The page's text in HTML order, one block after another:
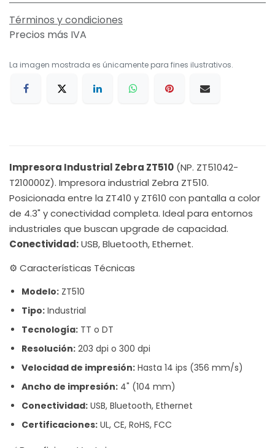
Términos y condiciones
Precios más IVA
La imagen mostrada es únicamente para fines ilustrativos.
Impresora Industrial Zebra ZT510 (NP. ZT51042-
T210000Z). Impresora industrial Zebra ZT510.
Posicionada entre la ZT410 y ZT610 con pantalla a color
de 4.3" y conectividad completa. Ideal para entornos
industriales que buscan upgrade de capacidad.
Conectividad:USB, Bluetooth, Ethernet.
⚙️ Características Técnicas
Modelo: ZT510
Tipo: Industrial
Tecnología: TT o DT
Resolución: 203 dpi o 300 dpi
Velocidad de impresión: Hasta 14 ips (356 mm/s)
Ancho de impresión: 4" (104 mm)
Conectividad: USB, Bluetooth, Ethernet
Certificaciones: UL, CE, RoHS, FCC